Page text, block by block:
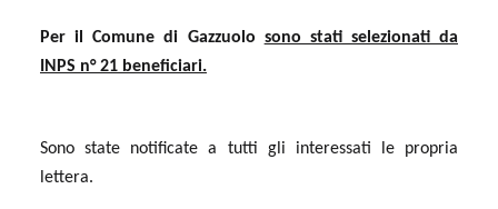
Per il Comune di Gazzuolo sono stati selezionati da
INPS n° 21 beneficiari.
Sono state notificate a tutti gli interessati le propria
lettera.